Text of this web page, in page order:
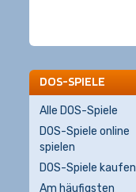
DOS-SPIELE
Alle DOS-Spiele
DOS-Spiele online
spielen
DOS-Spiele kaufen
Am häufigsten